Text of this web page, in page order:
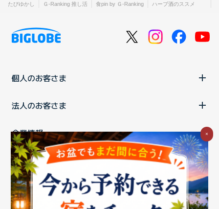
たびゆかし
Ｇ-Ranking 推し活 食pin by Ｇ-Ranking ハーブ酒のススメ
個人のお客さま
法人のお客さま
企業情報
ご利用中の方
お問い合わせ消費税の表示 ウェブアクセシビリティの取り組み
個人情報保護ポリシープライバシーポータル
Cookieポリシー
×